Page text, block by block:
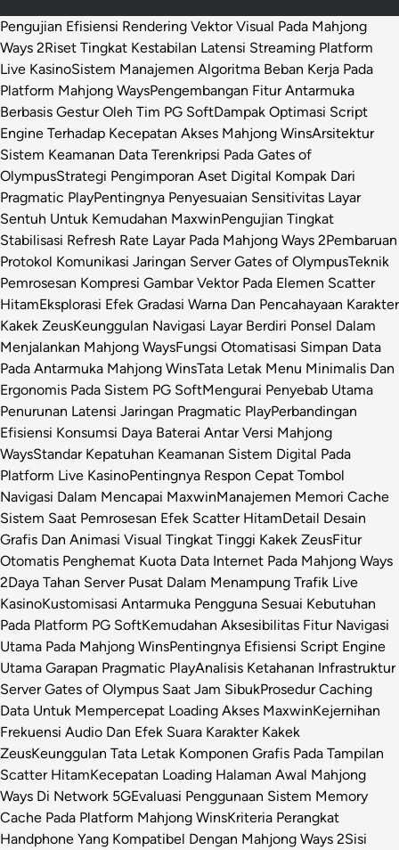
Pengujian Efisiensi Rendering Vektor Visual Pada Mahjong
Ways 2Riset Tingkat Kestabilan Latensi Streaming Platform
Live KasinoSistem Manajemen Algoritma Beban Kerja Pada
Platform Mahjong WaysPengembangan Fitur Antarmuka
Berbasis Gestur Oleh Tim PG SoftDampak Optimasi Script
Engine Terhadap Kecepatan Akses Mahjong WinsArsitektur
Sistem Keamanan Data Terenkripsi Pada Gates of
OlympusStrategi Pengimporan Aset Digital Kompak Dari
Pragmatic PlayPentingnya Penyesuaian Sensitivitas Layar
Sentuh Untuk Kemudahan MaxwinPengujian Tingkat
Stabilisasi Refresh Rate Layar Pada Mahjong Ways 2Pembaruan
Protokol Komunikasi Jaringan Server Gates of OlympusTeknik
Pemrosesan Kompresi Gambar Vektor Pada Elemen Scatter
HitamEksplorasi Efek Gradasi Warna Dan Pencahayaan Karakter
Kakek ZeusKeunggulan Navigasi Layar Berdiri Ponsel Dalam
Menjalankan Mahjong WaysFungsi Otomatisasi Simpan Data
Pada Antarmuka Mahjong WinsTata Letak Menu Minimalis Dan
Ergonomis Pada Sistem PG SoftMengurai Penyebab Utama
Penurunan Latensi Jaringan Pragmatic PlayPerbandingan
Efisiensi Konsumsi Daya Baterai Antar Versi Mahjong
WaysStandar Kepatuhan Keamanan Sistem Digital Pada
Platform Live KasinoPentingnya Respon Cepat Tombol
Navigasi Dalam Mencapai MaxwinManajemen Memori Cache
Sistem Saat Pemrosesan Efek Scatter HitamDetail Desain
Grafis Dan Animasi Visual Tingkat Tinggi Kakek ZeusFitur
Otomatis Penghemat Kuota Data Internet Pada Mahjong Ways
2Daya Tahan Server Pusat Dalam Menampung Trafik Live
KasinoKustomisasi Antarmuka Pengguna Sesuai Kebutuhan
Pada Platform PG SoftKemudahan Aksesibilitas Fitur Navigasi
Utama Pada Mahjong WinsPentingnya Efisiensi Script Engine
Utama Garapan Pragmatic PlayAnalisis Ketahanan Infrastruktur
Server Gates of Olympus Saat Jam SibukProsedur Caching
Data Untuk Mempercepat Loading Akses MaxwinKejernihan
Frekuensi Audio Dan Efek Suara Karakter Kakek
ZeusKeunggulan Tata Letak Komponen Grafis Pada Tampilan
Scatter HitamKecepatan Loading Halaman Awal Mahjong
Ways Di Network 5GEvaluasi Penggunaan Sistem Memory
Cache Pada Platform Mahjong WinsKriteria Perangkat
Handphone Yang Kompatibel Dengan Mahjong Ways 2Sisi